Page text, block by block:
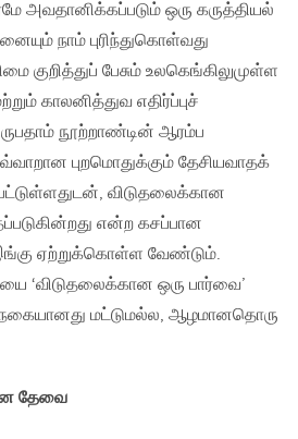
அவதானிக்கப்படும் ஒரு கருத்தியல்
நாம் புரிந்துகொள்வது
குறித்துப் பேசும் உலகெங்கிலுமுள்ள
காலனித்துவ எதிர்ப்புச்
நூற்றாண்டின் ஆரம்ப
புறமொதுக்கும் தேசியவாதக்
விடுதலைக்கான
என்ற கசப்பான
ஏற்றுக்கொள்ள வேண்டும்.
‘விடுதலைக்கான ஒரு பார்வை’
மட்டுமல்ல, ஆழமானதொரு
தேவை